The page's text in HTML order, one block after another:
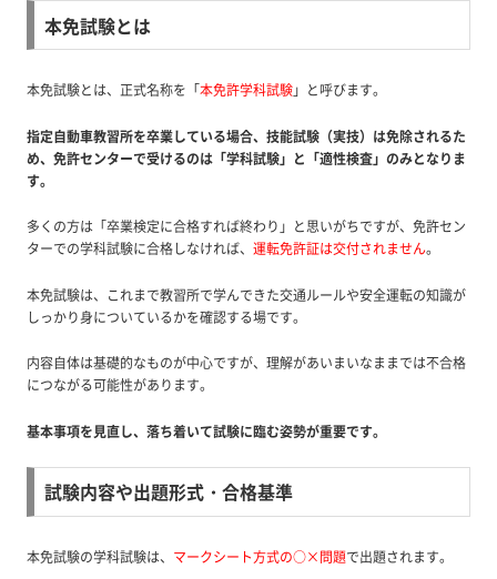
本免試験とは
本免試験とは、正式名称を「本免許学科試験」と呼びます。
指定自動車教習所を卒業している場合、技能試験（実技）は免除されるた
め、免許センターで受けるのは「学科試験」と「適性検査」のみとなりま
す。
多くの方は「卒業検定に合格すれば終わり」と思いがちですが、免許セン
ターでの学科試験に合格しなければ、 運転免許証は交付されません。
本免試験は、これまで教習所で学んできた交通ルールや安全運転の知識が
しっかり身についているかを確認する場です。
内容自体は基礎的なものが中心ですが、理解があいまいなままでは不合格
につながる可能性があります。
基本事項を見直し、落ち着いて試験に臨む姿勢が重要です。
試験内容や出題形式・合格基準
本免試験の学科試験は、 マークシート方式の○×問題で出題されます。